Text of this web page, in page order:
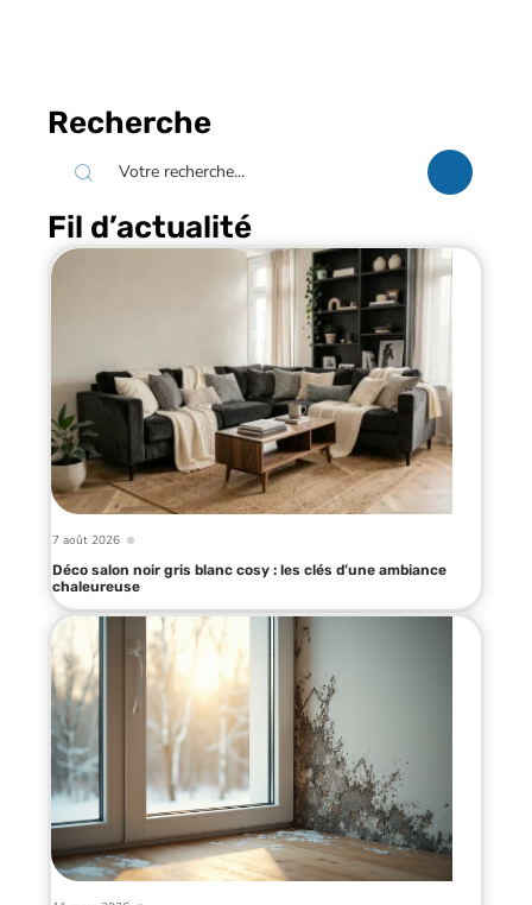
Recherche
Fil d’actualité
7 août 2026
Déco salon noir gris blanc cosy : les clés d’une ambiance
chaleureuse